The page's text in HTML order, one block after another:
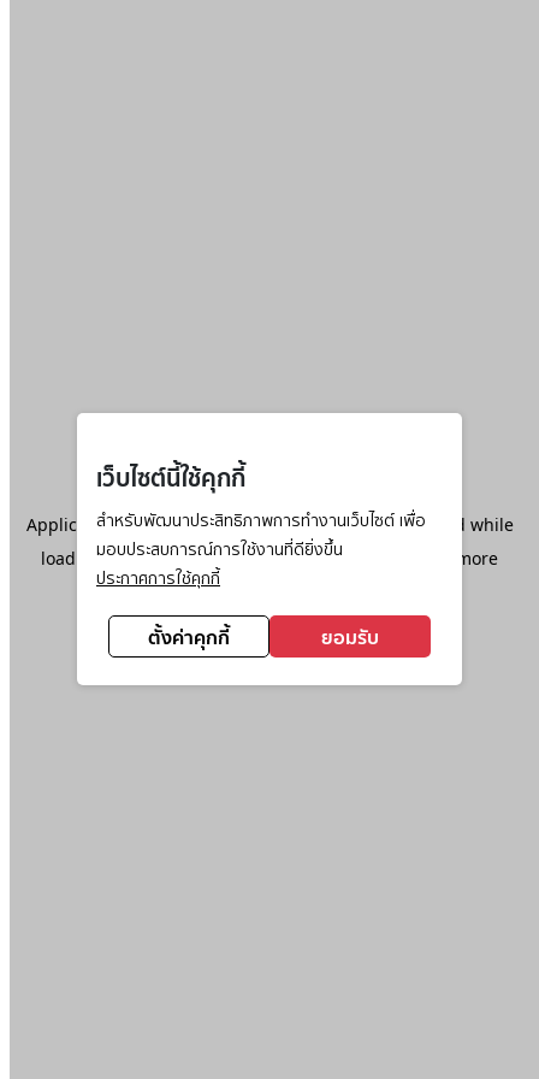
เว็บไซต์นี้ใช้คุกกี้
สำหรับพัฒนาประสิทธิภาพการทำงานเว็บไซต์ เพื่อ
มอบประสบการณ์การใช้งานที่ดียิ่งขึ้น
ประกาศการใช้คุกกี้
ตั้งค่าคุกกี้ ยอมรับ
Application error: aclient-side exception has occurred while
loadingwww.ktc.co.th(see the browser console
for more
information).